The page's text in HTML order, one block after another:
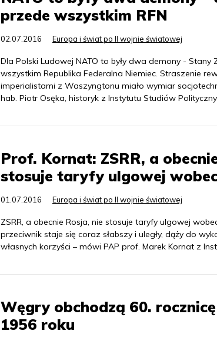
przede wszystkim RFN
02.07.2016 Europa i świat po II wojnie światowej
Dla Polski Ludowej NATO to były dwa demony - Stany
wszystkim Republika Federalna Niemiec. Straszenie
imperialistami z Waszyngtonu miało wymiar
hab. Piotr Osęka, historyk z Instytutu Studiów
Prof. Kornat: ZSRR, a
stosuje taryfy ulgowej wobec
01.07.2016 Europa i świat po II wojnie światowej
ZSRR, a obecnie Rosja, nie stosuje taryfy ulgowej
przeciwnik staje się coraz słabszy i uległy, dąży do
własnych korzyści – mówi PAP prof. Marek Kornat z
Węgry obchodzą 60.
1956 roku